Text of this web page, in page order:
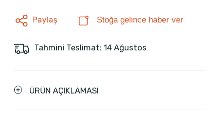
Paylaş Stoğa gelince haber ver
Tahmini Teslimat: 14 Ağustos
ÜRÜN AÇIKLAMASI